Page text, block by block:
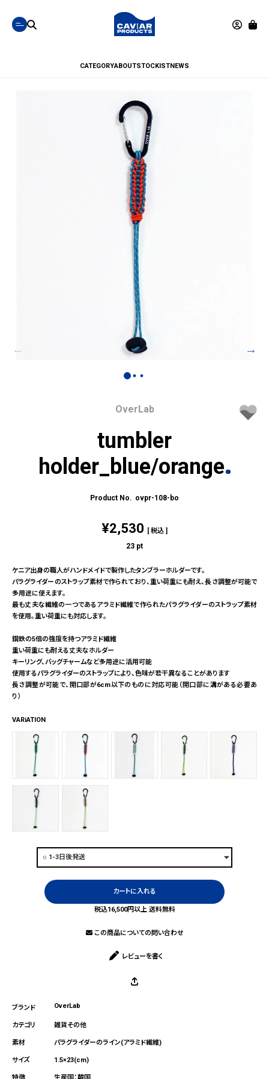
CATEGORYABOUTSTOCKISTNEWS
OverLab
tumbler
holder_blue/orange
ovpr-108-bo
¥2,530 税込
23 pt
ケニア出身の職人がハンドメイドで製作したタンブラーホルダーです。
パラグライダーのストラップ素材で作られており、重い荷重にも耐え、長さ調整が可能で
多用途に使えます。
最も丈夫な繊維の一つであるアラミド繊維で作られたパラグライダーのストラップ素材
を使用。重い荷重にも対応します。
鋼鉄の5倍の強度を持つアラミド繊維
重い荷重にも耐える丈夫なホルダー
キーリング、バッグチャームなど多用途に活用可能
使用するパラグライダーのストラップにより、色味が若干異なることがあります
長さ調整が可能で、開口部が6cm以下のものに対応可能（開口部に溝がある必要あ
り）
VARiATION
カートに入れる
税込16,500円以上 送料無料
この商品についての問い合わせ
レビューを書く
OverLab
雑貨その他
パラグライダーのライン(アラミド繊維)
1.5×23(cm)